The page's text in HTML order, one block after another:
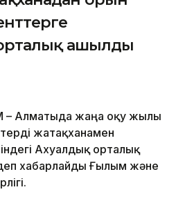
ашылды
– Алматыда жаңа оқу жылы
жатақханамен
Ахуалдық орталық
хабарлайды Ғылым және